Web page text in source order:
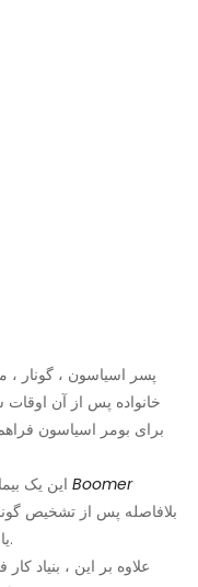
پسر اسیاسون ، گونار ،
خانواده پس از آن
برای بومر اسیاسون
این یک
بلافاصله پس از تشخیص
یافتن درمانی برای فیبروز کیستیک تشکیل شد.
علاوه بر این ، بنیاد